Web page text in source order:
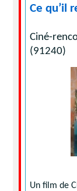
Ce qu’il
Ciné-
(91240)
Un film de